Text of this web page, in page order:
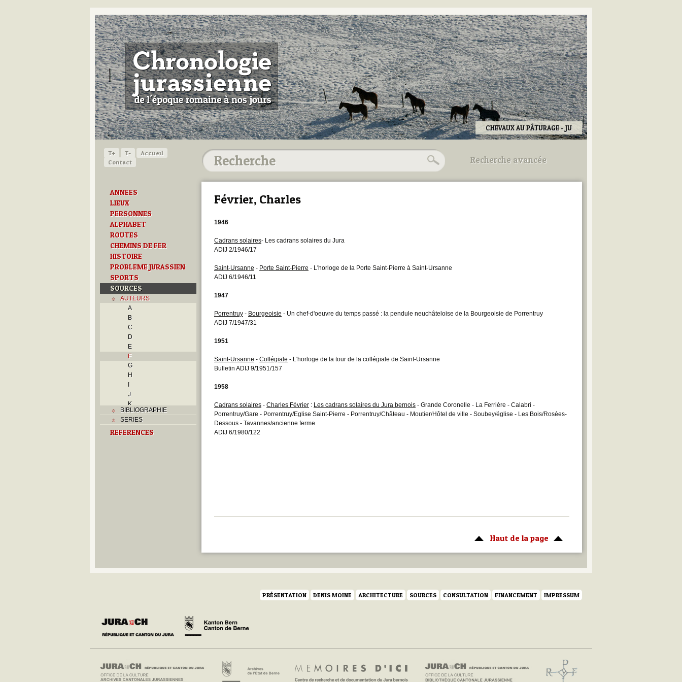
CHEVAUX AU PÂTURAGE - JU
T+ T-
Accueil
Contact
ANNEES
LIEUX
PERSONNES
ALPHABET
ROUTES
CHEMINS DE FER
HISTOIRE
PROBLEME JURASSIEN
SPORTS
SOURCES
AUTEURS
A
B
C
D
E
F
G
H
I
J
K
L
M
N
BIBLIOGRAPHIE
SERIES
REFERENCES
Recherche avancée
Utilisez les champs ci-dessous
Février, Charles
1946
Cadrans solaires- Les cadrans solaires du Jura
ADIJ 2/1946/17
Saint-Ursanne - Porte Saint-Pierre - L'horloge de la Porte Saint-Pierre à Saint-Ursanne
ADIJ 6/1946/11
1947
Porrentruy - Bourgeoisie - Un chef-d'oeuvre du temps passé : la pendule neuchâteloise de la Bourgeoisie de Porrentruy
ADIJ 7/1947/31
1951
Saint-Ursanne - Collégiale - L'horloge de la tour de la collégiale de Saint-Ursanne
Bulletin ADIJ 9/1951/157
1958
Cadrans solaires - Charles Février : Les cadrans solaires du Jura bernois - Grande Coronelle - La Ferrière - Calabri -
Porrentruy/Gare - Porrentruy/Eglise Saint-Pierre - Porrentruy/Château - Moutier/Hôtel de ville - Soubey/église - Les Bois/Rosées-
Dessous - Tavannes/ancienne ferme
ADIJ 6/1980/122
Haut de la page
PRÉSENTATION DENIS MOINE ARCHITECTURE SOURCES CONSULTATION FINANCEMENT IMPRESSUM